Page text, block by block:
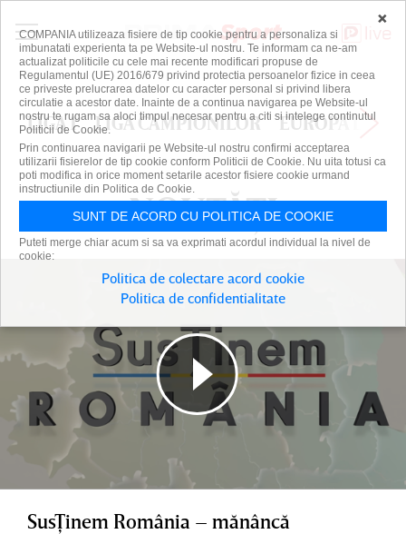
LIGA 1 LIGA CAMPIONILOR EUROPA
NOUTĂȚI
NOUTĂȚI
SusŢinem România – mănâncă
×
COMPANIA utilizeaza fisiere de tip cookie pentru a personaliza si
imbunatati experienta ta pe Website-ul nostru. Te informam ca ne-am
actualizat politicile cu cele mai recente modificari propuse de
Regulamentul (UE) 2016/679 privind protectia persoanelor fizice in ceea
ce priveste prelucrarea datelor cu caracter personal si privind libera
circulatie a acestor date. Inainte de a continua navigarea pe Website-ul
nostru te rugam sa aloci timpul necesar pentru a citi si intelege continutul
Politicii de Cookie.
Prin continuarea navigarii pe Website-ul nostru confirmi acceptarea
utilizarii fisierelor de tip cookie conform Politicii de Cookie. Nu uita totusi ca
poti modifica in orice moment setarile acestor fisiere cookie urmand
instructiunile din Politica de Cookie.
SUNT DE ACORD CU POLITICA DE COOKIE
Puteti merge chiar acum si sa va exprimati acordul individual la nivel de
cookie:
Politica de colectare acord cookie
Politica de confidentialitate